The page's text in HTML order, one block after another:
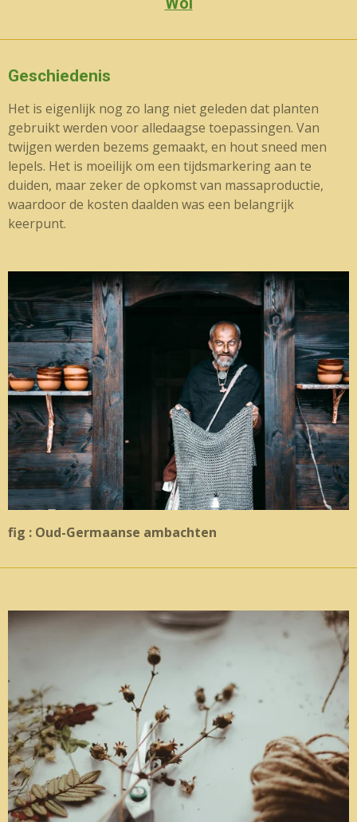
Wol
Geschiedenis
Het is eigenlijk nog zo lang niet geleden dat planten
gebruikt werden voor alledaagse toepassingen. Van
twijgen werden bezems gemaakt, en hout sneed men
lepels. Het is moeilijk om een tijdsmarkering aan te
duiden, maar zeker de opkomst van massaproductie,
waardoor de kosten daalden was een belangrijk
keerpunt.
fig : Oud-Germaanse ambachten